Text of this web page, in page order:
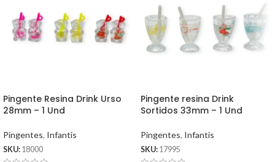
Pingente Resina Drink Urso
28mm – 1 Und
Pingentes, Infantis
SKU: 18000
Pingente resina Drink
Sortidos 33mm – 1 Und
Pingentes, Infantis
SKU: 17995